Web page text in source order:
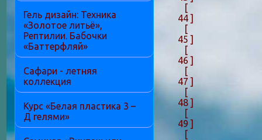
[
44 ]
[
45 ]
[
46 ]
[
47 ]
[
48 ]
[
49 ]
[
Гель дизайн: Техника
«Золотое литьё»,
Рептилии. Бабочки
«Баттерфляй»
Сафари - летняя
коллекция
Курс «Белая пластика 3 –
Д гелями»